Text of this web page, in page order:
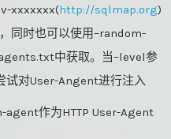
xxxxxxx(http://sqlmap.org)
同时也可以使用–random-
中获取。当–level参
试对User-Angent进行注入
作为HTTP User-Agent